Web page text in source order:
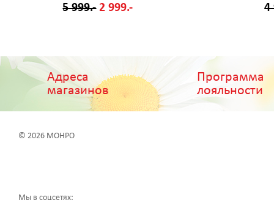
5 999.- 2 999.- 4
Адреса
магазинов
Программа
лояльности
© 2026 МОНРО
Мы в соцсетях: